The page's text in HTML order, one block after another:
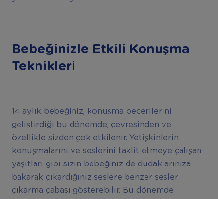
Bebeğinizle Etkili Konuşma
Teknikleri
14 aylık bebeğiniz, konuşma becerilerini
geliştirdiği bu dönemde, çevresinden ve
özellikle sizden çok etkilenir. Yetişkinlerin
konuşmalarını ve seslerini taklit etmeye çalışan
yaşıtları gibi sizin bebeğiniz de dudaklarınıza
bakarak çıkardığınız seslere benzer sesler
çıkarma çabası gösterebilir. Bu dönemde